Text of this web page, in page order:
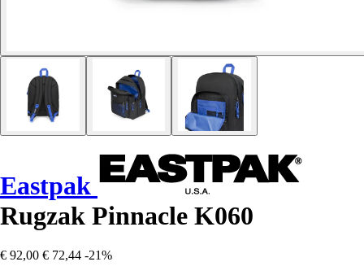
Eastpak
Rugzak Pinnacle K060
€ 92,00 € 72,44 -21%